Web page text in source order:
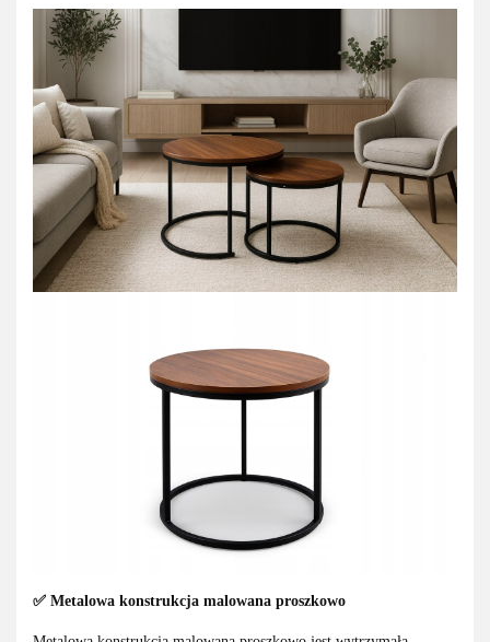
✅ Metalowa konstrukcja malowana proszkowo